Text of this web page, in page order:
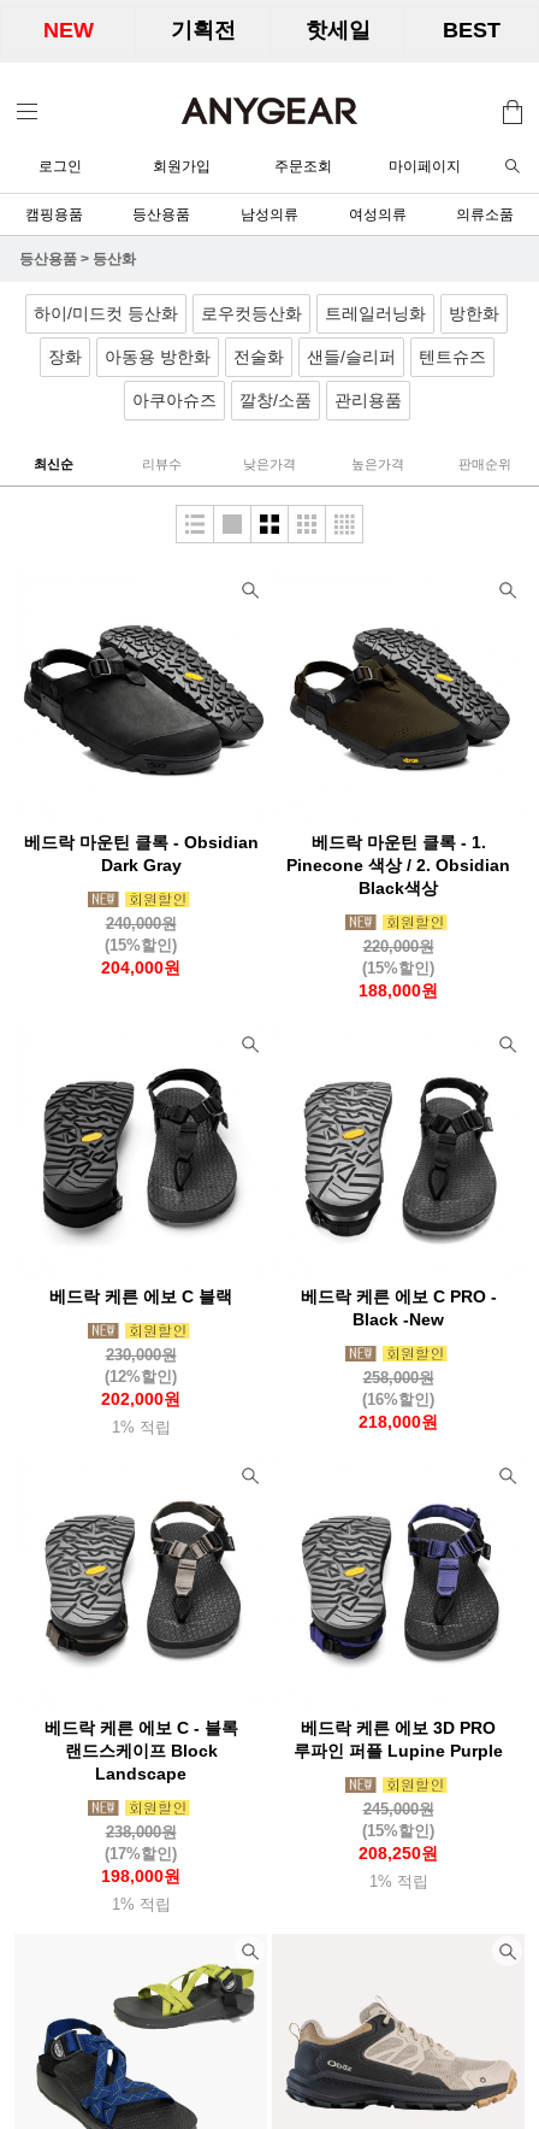
NEW 기획전 핫세일 BEST
로그인 회원가입 주문조회 마이페이지
캠핑용품 등산용품 남성의류 여성의류 의류소품
등산용품 > 등산화
하이/미드컷 등산화 로우컷등산화 트레일러닝화 방한화
장화 아동용 방한화 전술화 샌들/슬리퍼 텐트슈즈
아쿠아슈즈 깔창/소품 관리용품
최신순 리뷰수 낮은가격 높은가격 판매순위
베드락 마운틴 클록 - Obsidian
Dark Gray
240,000원
(15%할인)
204,000원
베드락 마운틴 클록 - 1.
Pinecone 색상 / 2. Obsidian
Black색상
220,000원
(15%할인)
188,000원
베드락 케른 에보 C 블랙
230,000원
(12%할인)
202,000원
1% 적립
베드락 케른 에보 C PRO -
Black -New
258,000원
(16%할인)
218,000원
베드락 케른 에보 C - 블록
랜드스케이프 Block
Landscape
238,000원
(17%할인)
198,000원
1% 적립
베드락 케른 에보 3D PRO
루파인 퍼플 Lupine Purple
245,000원
(15%할인)
208,250원
1% 적립